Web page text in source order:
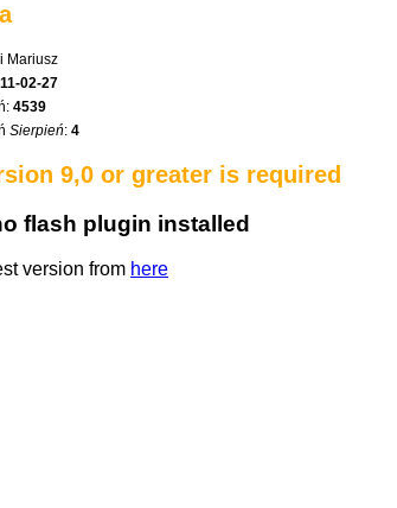
Mariusz
02-27
4539
Sierpień: 4
9,0 or greater is required
flash plugin installed
version from here